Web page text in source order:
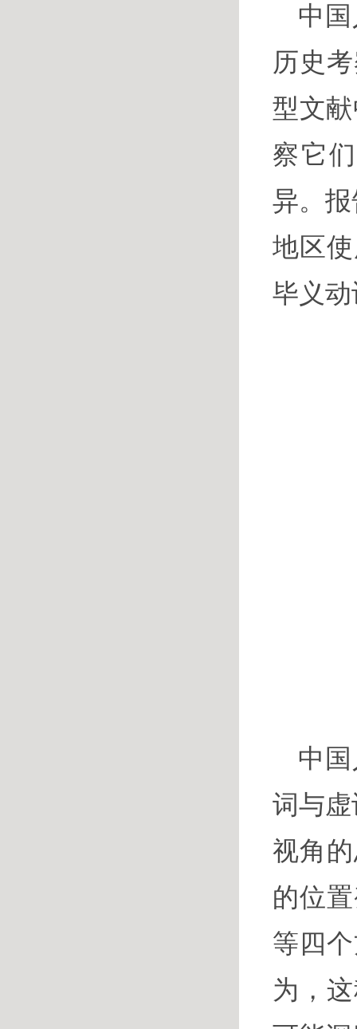
中
历史
型文献
察它
异。
地区
毕义
中
词与
视角
的位
等四
为，